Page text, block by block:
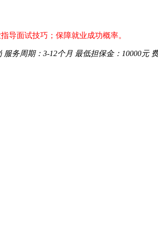
导面试技巧；保障就业成功概率。
服务周期： 3-12个月 最低担保金： 10000元